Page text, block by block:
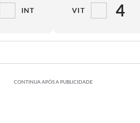
INT VIT 4
CONTINUA APÓS A PUBLICIDADE